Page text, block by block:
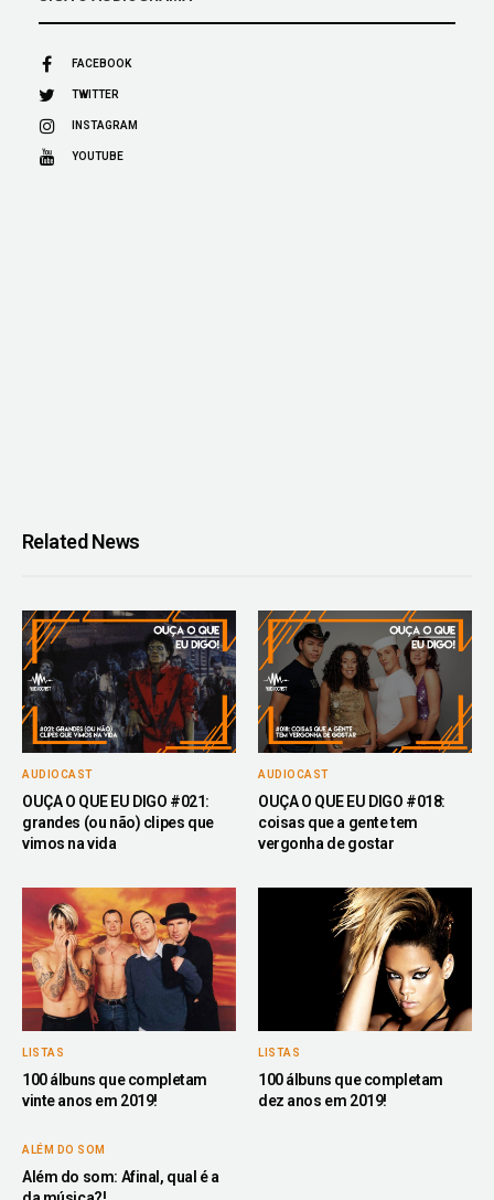
FACEBOOK
TWITTER
INSTAGRAM
YOUTUBE
Related News
AUDIOCAST
OUÇA O QUE EU DIGO #021:
grandes (ou não) clipes que
vimos na vida
AUDIOCAST
OUÇA O QUE EU DIGO #018:
coisas que a gente tem
vergonha de gostar
LISTAS
100 álbuns que completam
vinte anos em 2019!
LISTAS
100 álbuns que completam
dez anos em 2019!
ALÉM DO SOM
Além do som: Afinal, qual é a